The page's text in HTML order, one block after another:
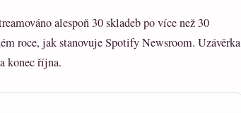
alespoň 30 skladeb po více než 30
roce, jak stanovuje Spotify Newsroom. Uzávěrka
konec října.